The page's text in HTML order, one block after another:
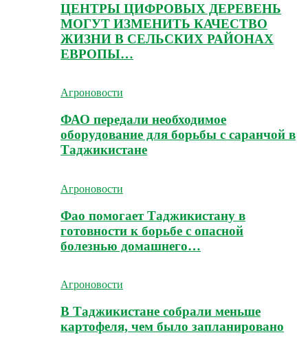
ЦЕНТРЫ ЦИФРОВЫХ ДЕРЕВЕНЬ
МОГУТ ИЗМЕНИТЬ КАЧЕСТВО
ЖИЗНИ В СЕЛЬСКИХ РАЙОНАХ
ЕВРОПЫ…
Агроновости
ФАО передали необходимое
оборудование для борьбы с саранчой в
Таджикистане
Агроновости
Фао помогает Таджикистану в
готовности к борьбе с опасной
болезнью домашнего…
Агроновости
В Таджикистане собрали меньше
картофеля, чем было запланировано